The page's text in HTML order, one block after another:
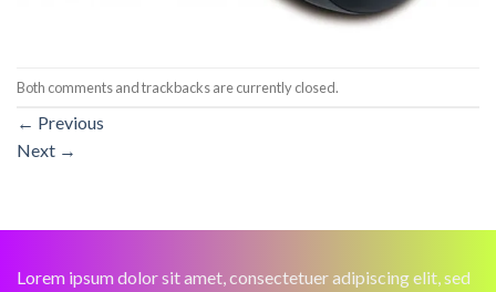
Both comments and trackbacks are currently closed.
← Previous
Next →
Lorem ipsum dolor sit amet, consectetuer adipiscing elit, sed